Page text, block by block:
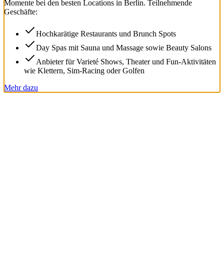
Momente bei den besten Locations in Berlin. Teilnehmende
Geschäfte:
Hochkarätige Restaurants und Brunch Spots
Day Spas mit Sauna und Massage sowie Beauty Salons
Anbieter für Varieté Shows, Theater und Fun-Aktivitäten
wie Klettern, Sim-Racing oder Golfen
Mehr dazu